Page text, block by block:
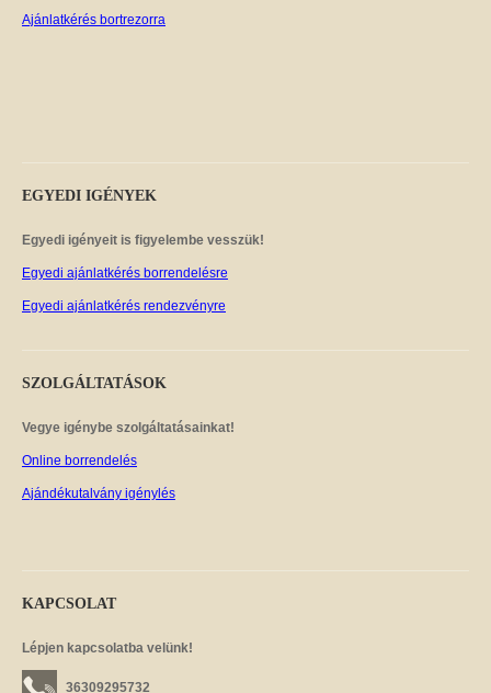
Ajánlatkérés bortrezorra
EGYEDI IGÉNYEK
Egyedi igényeit is figyelembe vesszük!
Egyedi ajánlatkérés borrendelésre
Egyedi ajánlatkérés rendezvényre
SZOLGÁLTATÁSOK
Vegye igénybe szolgáltatásainkat!
Online borrendelés
Ajándékutalvány igénylés
KAPCSOLAT
Lépjen kapcsolatba velünk!
36309295732